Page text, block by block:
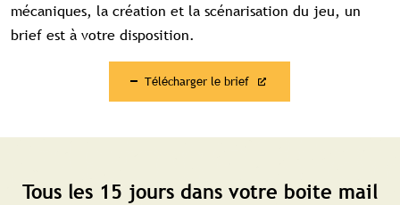
mécaniques, la création et la scénarisation du jeu, un
brief est à votre disposition.
Télécharger le brief
Tous les 15 jours dans votre boite mail